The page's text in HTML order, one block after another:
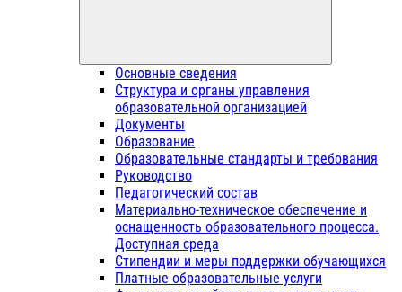
Основные сведения
Структура и органы управления
образовательной организацией
Документы
Образование
Образовательные стандарты и требования
Руководство
Педагогический состав
Материально-техническое обеспечение и
оснащенность образовательного процесса.
Доступная среда
Стипендии и меры поддержки обучающихся
Платные образовательные услуги